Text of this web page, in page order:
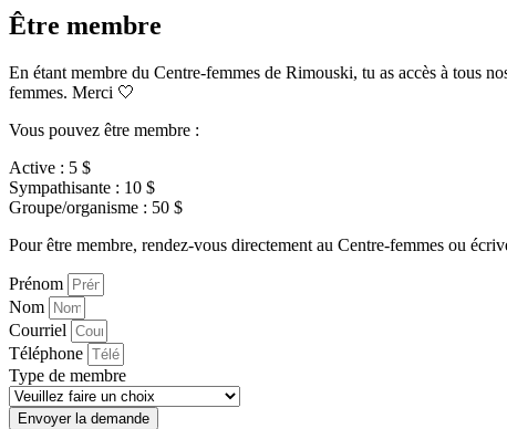
Être membre
En étant membre du Centre-femmes de Rimouski, tu as accès à tous
femmes. Merci 🤍
Vous pouvez être membre :
Active : 5 $
Sympathisante : 10 $
Groupe/organisme : 50 $
Pour être membre, rendez-vous directement au Centre-femmes ou
Prénom
Nom
Courriel
Téléphone
Type de membre
Envoyer la demande